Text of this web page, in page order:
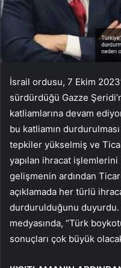
İsrail ordusu, 7 Ekim
sürdürdüğü Gazze
katliamlarına devam
bu katliamın
tepkiler yükselmiş ve
yapılan ihracat işlemlerini
gelişmenin ardından
açıklamada her türlü
durdurulduğunu
medyasında, “Türk
sonuçları çok büyük